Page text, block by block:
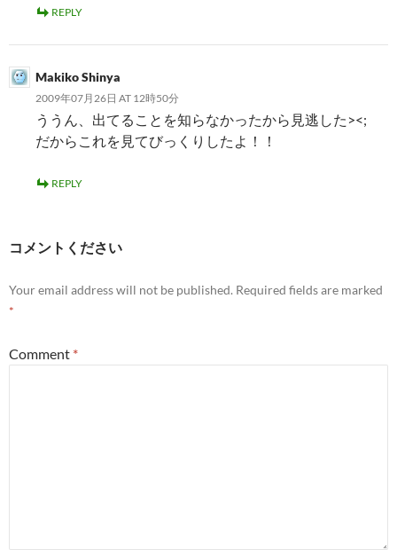
REPLY
Makiko Shinya
2009年07月26日 AT 12時50分
ううん、出てることを知らなかったから見逃した><;
だからこれを見てびっくりしたよ！！
REPLY
コメントください
Your email address will not be published. Required fields are marked
*
Comment *